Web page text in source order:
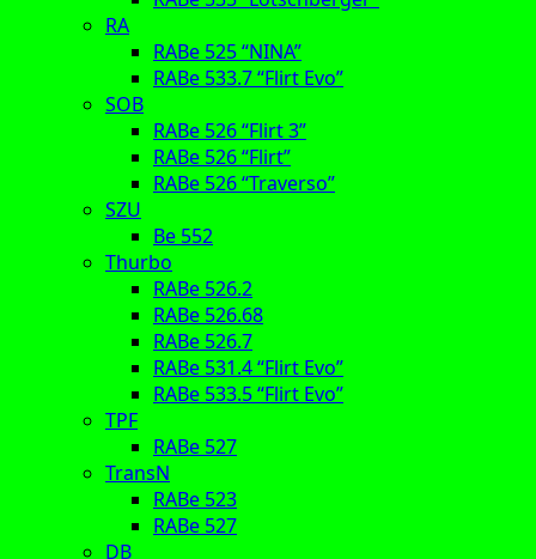
RA
RABe 525 “NINA”
RABe 533.7 “Flirt Evo”
SOB
RABe 526 “Flirt 3”
RABe 526 “Flirt”
RABe 526 “Traverso”
SZU
Be 552
Thurbo
RABe 526.2
RABe 526.68
RABe 526.7
RABe 531.4 “Flirt Evo”
RABe 533.5 “Flirt Evo”
TPF
RABe 527
TransN
RABe 523
RABe 527
DB